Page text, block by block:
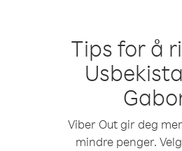
Tips for å
Viber Out gir deg
mindre penger.